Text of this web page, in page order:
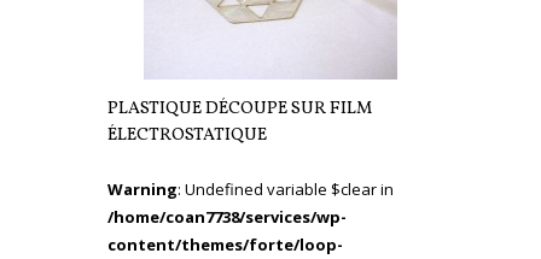
PLASTIQUE DÉCOUPE SUR FILM
ÉLECTROSTATIQUE
Warning: Undefined variable $clear in
/home/coan7738/services/wp-
content/themes/forte/loop-